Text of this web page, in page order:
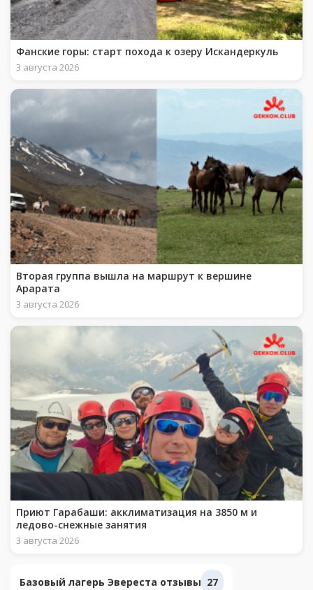
Фанские горы: старт похода к озеру Искандеркуль
3 августа 2026
Вторая группа вышла на маршрут к вершине
Арарата
3 августа 2026
Приют Гарабаши: акклиматизация на 3850 м и
ледово-снежные занятия
3 августа 2026
Базовый лагерь Эвереста отзывы 27